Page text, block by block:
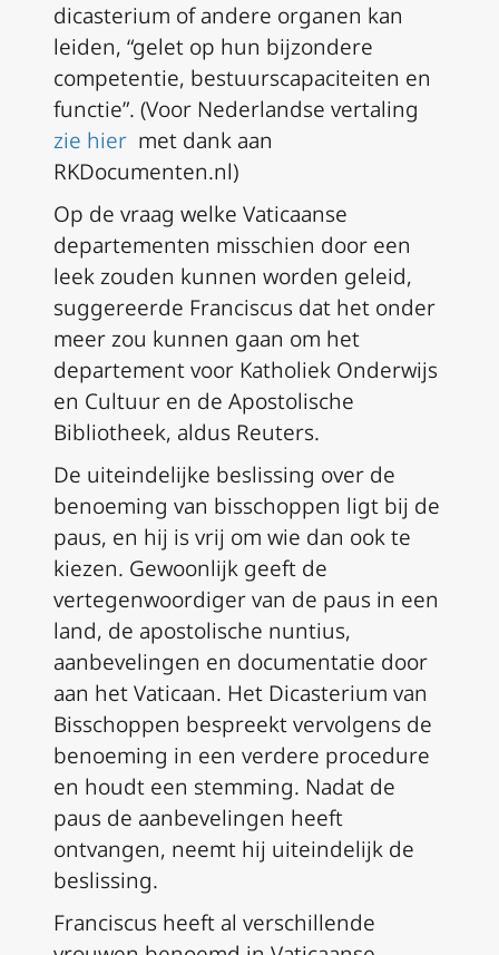
dicasterium of andere organen kan
leiden, “gelet op hun bijzondere
competentie, bestuurscapaciteiten en
functie”. (Voor Nederlandse vertaling
zie hier met dank aan
RKDocumenten.nl)
Op de vraag welke Vaticaanse
departementen misschien door een
leek zouden kunnen worden geleid,
suggereerde Franciscus dat het onder
meer zou kunnen gaan om het
departement voor Katholiek Onderwijs
en Cultuur en de Apostolische
Bibliotheek, aldus Reuters.
De uiteindelijke beslissing over de
benoeming van bisschoppen ligt bij de
paus, en hij is vrij om wie dan ook te
kiezen. Gewoonlijk geeft de
vertegenwoordiger van de paus in een
land, de apostolische nuntius,
aanbevelingen en documentatie door
aan het Vaticaan. Het Dicasterium van
Bisschoppen bespreekt vervolgens de
benoeming in een verdere procedure
en houdt een stemming. Nadat de
paus de aanbevelingen heeft
ontvangen, neemt hij uiteindelijk de
beslissing.
Franciscus heeft al verschillende